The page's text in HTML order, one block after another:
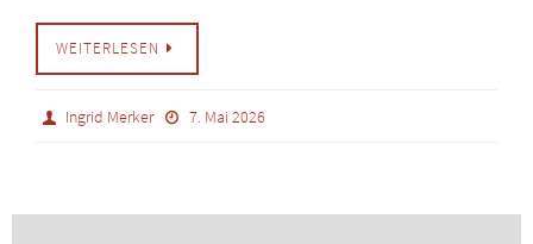
WEITERLESEN
Ingrid Merker 7. Mai 2026